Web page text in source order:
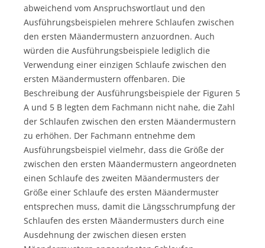
abweichend vom Anspruchswortlaut und den
Ausführungsbeispielen mehrere Schlaufen zwischen
den ersten Mäandermustern anzuordnen. Auch
würden die Ausführungsbeispiele lediglich die
Verwendung einer einzigen Schlaufe zwischen den
ersten Mäandermustern offenbaren. Die
Beschreibung der Ausführungsbeispiele der Figuren 5
A und 5 B legten dem Fachmann nicht nahe, die Zahl
der Schlaufen zwischen den ersten Mäandermustern
zu erhöhen. Der Fachmann entnehme dem
Ausführungsbeispiel vielmehr, dass die Größe der
zwischen den ersten Mäandermustern angeordneten
einen Schlaufe des zweiten Mäandermusters der
Größe einer Schlaufe des ersten Mäandermuster
entsprechen muss, damit die Längsschrumpfung der
Schlaufen des ersten Mäandermusters durch eine
Ausdehnung der zwischen diesen ersten